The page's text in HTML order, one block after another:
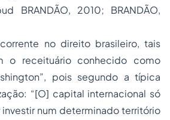
BRANDÃO, 2010; BRANDÃO,
no direito brasileiro, tais
o receituário conhecido como
pois segundo a típica
“[O] capital internacional só
investir num determinado território